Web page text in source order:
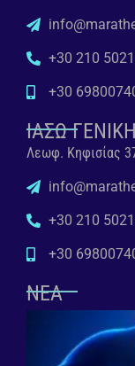
+30 210
+30
ΙΑΣΩ
Λεωφ. Κηφισίας
+30 210
+30
ΝΕΑ